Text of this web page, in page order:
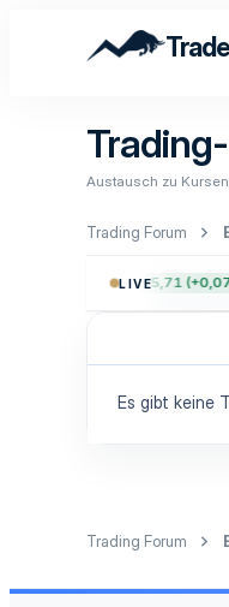
Austausch zu
Trading Forum
LIVE
7.729,26 +5,71 (+0,07
Es gibt keine
Trading Forum